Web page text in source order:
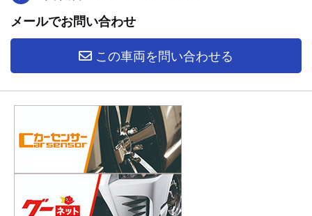
メールでお問い合わせ
この車両を問い合わせる